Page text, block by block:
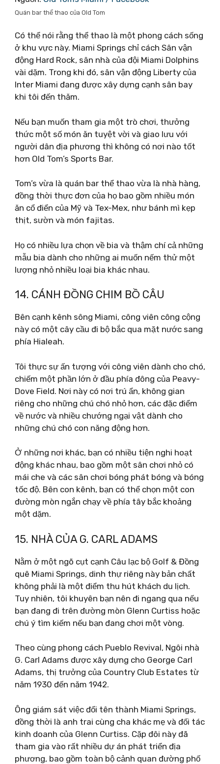
Quán bar thể thao của Old Tom
Có thể nói rằng thể thao là một phong cách sống
ở khu vực này. Miami Springs chỉ cách Sân vận
động Hard Rock, sân nhà của đội Miami Dolphins
vài dặm. Trong khi đó, sân vận động Liberty của
Inter Miami đang được xây dựng cạnh sân bay
khi tôi đến thăm.
Nếu bạn muốn tham gia một trò chơi, thưởng
thức một số món ăn tuyệt vời và giao lưu với
người dân địa phương thì không có nơi nào tốt
hơn Old Tom’s Sports Bar.
Tom’s vừa là quán bar thể thao vừa là nhà hàng,
đồng thời thực đơn của họ bao gồm nhiều món
ăn cổ điển của Mỹ và Tex-Mex, như bánh mì kẹp
thịt, sườn và món fajitas.
Họ có nhiều lựa chọn về bia và thậm chí cả những
mẫu bia dành cho những ai muốn nếm thử một
lượng nhỏ nhiều loại bia khác nhau.
14. CÁNH ĐỒNG CHIM BỒ CÂU
Bên cạnh kênh sông Miami, công viên công cộng
này có một cây cầu đi bộ bắc qua mặt nước sang
phía Hialeah.
Tôi thực sự ấn tượng với công viên dành cho chó,
chiếm một phần lớn ở đầu phía đông của Peavy-
Dove Field. Nơi này có nơi trú ẩn, không gian
riêng cho những chú chó nhỏ hơn, các đặc điểm
về nước và nhiều chướng ngại vật dành cho
những chú chó con năng động hơn.
Ở những nơi khác, bạn có nhiều tiện nghi hoạt
động khác nhau, bao gồm một sân chơi nhỏ có
mái che và các sân chơi bóng phát bóng và bóng
tốc độ. Bên con kênh, bạn có thể chọn một con
đường mòn ngắn chạy về phía tây bắc khoảng
một dặm.
15. NHÀ CỦA G. CARL ADAMS
Nằm ở một ngõ cụt cạnh Câu lạc bộ Golf & Đồng
quê Miami Springs, dinh thự riêng này bản chất
không phải là một điểm thu hút khách du lịch.
Tuy nhiên, tôi khuyên bạn nên đi ngang qua nếu
bạn đang đi trên đường mòn Glenn Curtiss hoặc
chú ý tìm kiếm nếu bạn đang chơi một vòng.
Theo cùng phong cách Pueblo Revival, Ngôi nhà
G. Carl Adams được xây dựng cho George Carl
Adams, thị trưởng của Country Club Estates từ
năm 1930 đến năm 1942.
Ông giám sát việc đổi tên thành Miami Springs,
đồng thời là anh trai cùng cha khác mẹ và đối tác
kinh doanh của Glenn Curtiss. Cặp đôi này đã
tham gia vào rất nhiều dự án phát triển địa
phương, bao gồm toàn bộ cảnh quan đường phố